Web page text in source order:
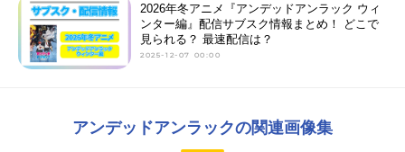
2026年冬アニメ『アンデッドアンラック ウィ
ンター編』配信サブスク情報まとめ！ どこで
見られる？ 最速配信は？
2025-12-07 00:00
アンデッドアンラックの関連画像集